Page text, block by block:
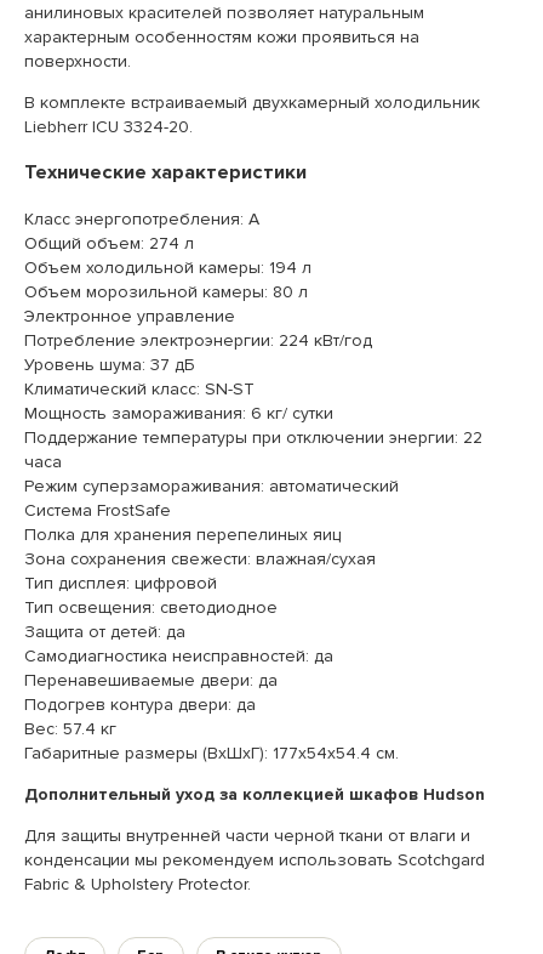
анилиновых красителей позволяет натуральным
характерным особенностям кожи проявиться на
поверхности.
В комплекте встраиваемый двухкамерный холодильник
Liebherr ICU 3324-20.
Технические характеристики
Класс энергопотребления: А
Общий объем: 274 л
Объем холодильной камеры: 194 л
Объем морозильной камеры: 80 л
Электронное управление
Потребление электроэнергии: 224 кВт/год
Уровень шума: 37 дБ
Климатический класс: SN-ST
Мощность замораживания: 6 кг/ сутки
Поддержание температуры при отключении энергии: 22
часа
Режим суперзамораживания: автоматический
Система FrostSafe
Полка для хранения перепелиных яиц
Зона сохранения свежести: влажная/сухая
Тип дисплея: цифровой
Тип освещения: светодиодное
Защита от детей: да
Самодиагностика неисправностей: да
Перенавешиваемые двери: да
Подогрев контура двери: да
Вес: 57.4 кг
Габаритные размеры (ВxШxГ): 177x54x54.4 см.
Дополнительный уход за коллекцией шкафов Hudson
Для защиты внутренней части черной ткани от влаги и
конденсации мы рекомендуем использовать Scotchgard
Fabric & Upholstery Protector.